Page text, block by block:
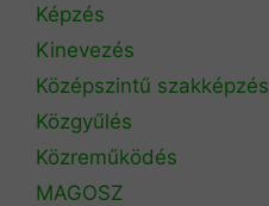
Képzés
Kinevezés
Középszintű szakképzés
Közgyűlés
Közreműködés
MAGOSZ